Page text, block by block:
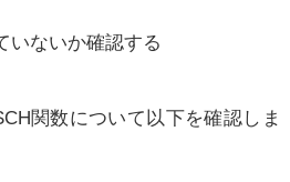
いないか確認する
関数について以下を確認しま